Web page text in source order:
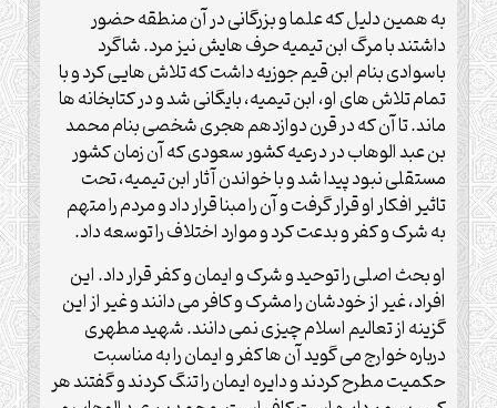
به همین دلیل که علما و بزرگانی در آن منطقه حضور
داشتند با مرگ ابن تیمیه حرف هایش نیز مرد. شاگرد
باسوادی بنام ابن قیم جوزیه داشت که تلاش هایی کرد و با
تمام تلاش های او، ابن تیمیه، بایگانی شد و در کتابخانه ها
ماند. تا آن که در قرن دوازدهم هجری شخصی بنام محمد
بن عبد الوهاب در درعیه کشور سعودی که آن زمان کشور
مستقلی نبود پیدا شد و با خواندن آثار ابن تیمیه، تحت
تاثیر افکار او قرار گرفت و آن را مبنا قرار داد و مردم را متهم
به شرک و کفر و بدعت کرد و موارد اختلاف را توسعه داد.
او بحث اصلی را توحید و شرک و ایمان و کفر قرار داد. این
افراد، غیر از خودشان را مشرک و کافر می دانند و غیر از این
گزینه از تعالیم اسلام چیزی نمی دانند. شهید مطهری
درباره خوارج می گوید آن ها کفر و ایمان را به مناسبت
حکمیت مطرح کردند و دایره ایمان را تنگ کردند و گفتند هر